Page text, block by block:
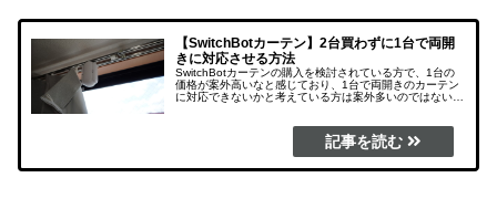
【SwitchBotカーテン】2台買わずに1台で両開
きに対応させる方法
SwitchBotカーテンの購入を検討されている方で、1台の
価格が案外高いなと感じており、1台で両開きのカーテン
に対応できないかと考えている方は案外多いのではないで